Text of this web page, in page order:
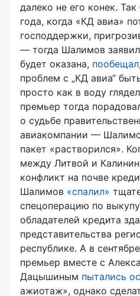
далеко не его конек.
года, когда «КД авиа»
господдержки,
— тогда Шалимов
будет оказана, пообещал
проблем с „КД авиа“
просто как в воду
премьер тогда
о судьбе
авиакомпании —
пакет «растворился».
между Литвой и
конфликт на почве
Шалимов «спалил»
спецоперацию по
обладателей кредита
представительства
республике. А в
премьер вместе с
Дацышиным пытались
ажиотаж», однако